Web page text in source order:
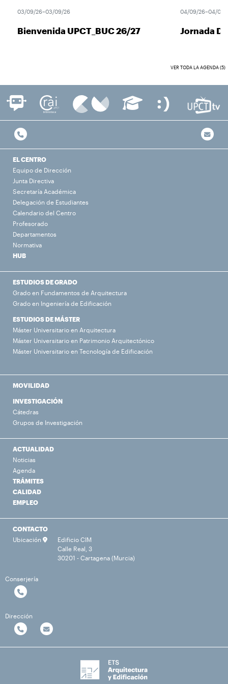
03/09/26–03/09/26
Bienvenida UPCT_BUC 26/27
04/09/26–04/09/
Jornada
VER TODA LA AGENDA (5)
EL CENTRO
Equipo de Dirección
Junta Directiva
Secretaría Académica
Delegación de Estudiantes
Calendario del Centro
Profesorado
Departamentos
Normativa
HUB
ESTUDIOS DE GRADO
Grado en Fundamentos de Arquitectura
Grado en Ingeniería de Edificación
ESTUDIOS DE MÁSTER
Máster Universitario en Arquitectura
Máster Universitario en Patrimonio Arquitectónico
Máster Universitario en Tecnología de Edificación
MOVILIDAD
INVESTIGACIÓN
Cátedras
Grupos de Investigación
ACTUALIDAD
Noticias
Agenda
TRÁMITES
CALIDAD
EMPLEO
CONTACTO
Ubicación
Edificio CIM
Calle Real, 3
30201 - Cartagena (Murcia)
Conserjería
Dirección